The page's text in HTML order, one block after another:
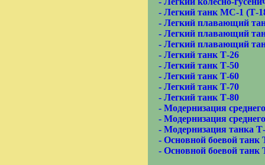
- Легкий танк МС-1 (Т-
- Легкий плавающий
- Легкий плавающий
- Легкий плавающий
- Легкий танк Т-26
- Легкий танк Т-50
- Легкий танк Т-60
- Легкий танк Т-70
- Легкий танк Т-80
- Модернизация
- Модернизация
- Модернизация танка
- Основной боевой танк
- Основной боевой